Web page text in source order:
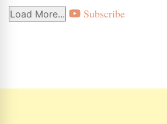
Load More... Subscribe